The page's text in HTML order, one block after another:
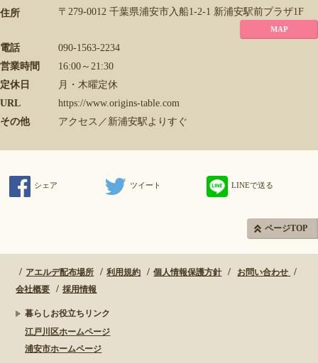
住所 〒279-0012 千葉県浦安市入船1-2-1 新浦安駅前プラザ1F
MAP
電話
090-1563-2234
営業時間
16:00～21:30
定休日
月・木曜定休
URL
https://www.origins-table.com
その他
アクセス／新浦安駅よりすぐ
シェア ツイート LINEで送る
ページTOP
アエルデ配布場所 利用規約 個人情報保護方針
お問い合わせ
会社概要
採用情報
暮らしお役立ちリンク
江戸川区ホームページ
浦安市ホームページ